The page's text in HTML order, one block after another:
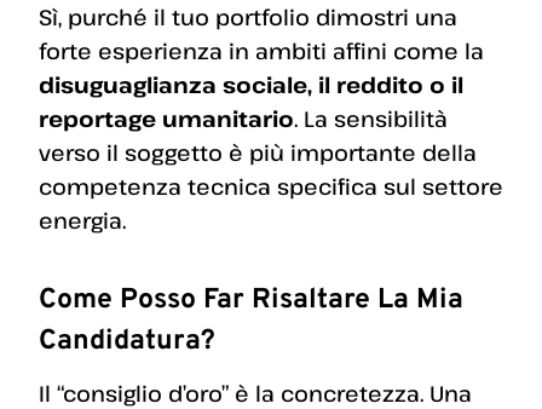
Sì, purché il tuo portfolio dimostri una
forte esperienza in ambiti affini come la
disuguaglianza sociale, il reddito o il
reportage umanitario. La sensibilità
verso il soggetto è più importante della
competenza tecnica specifica sul settore
energia.
Come Posso Far Risaltare La Mia
Candidatura?
Il “consiglio d’oro” è la concretezza. Una